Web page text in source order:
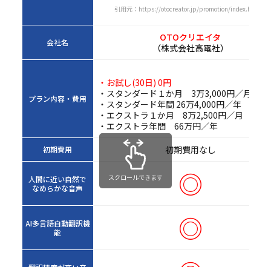
引用元：https://otocreator.jp/promotion/index.html
会社名
OTOクリエイタ
（株式会社高電社）
プラン内容・費用
・お試し(30日) 0円
・スタンダード１か月 3万3,000円／月
・スタンダード年間 26万4,000円／年
・エクストラ１か月 8万2,500円／月
・エクストラ年間 66万円／年
初期費用 初期費用なし
人間に近い自然で
なめらかな音声
◎
AI多言語自動翻訳機
能
◎
スクロールできます